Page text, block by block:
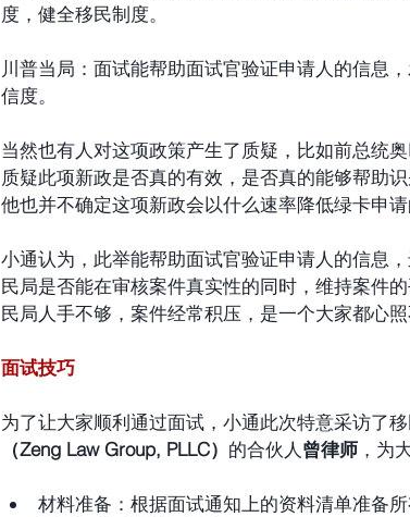
度，健全移民制度。
川普当局：面试能帮助面试官验证申请人的信息
信度。
当然也有人对这项政策产生了质疑，比如前总统
质疑此项新政是否真的有效，是否真的能够帮助
他也并不确定这项新政会以什么速率降低绿卡申请
小通认为，此举能帮助面试官验证申请人的信息
民局是否能在审核案件真实性的同时，维持案件
民局人手不够，案件经常积压，是一个大家都心照
面试技巧
为了让大家顺利通过面试，小通此次特意采访了
（Zeng Law Group, PLLC） 的合伙人 曾律师 ， 为
材料准备：根据面试通知上的资料清单准备